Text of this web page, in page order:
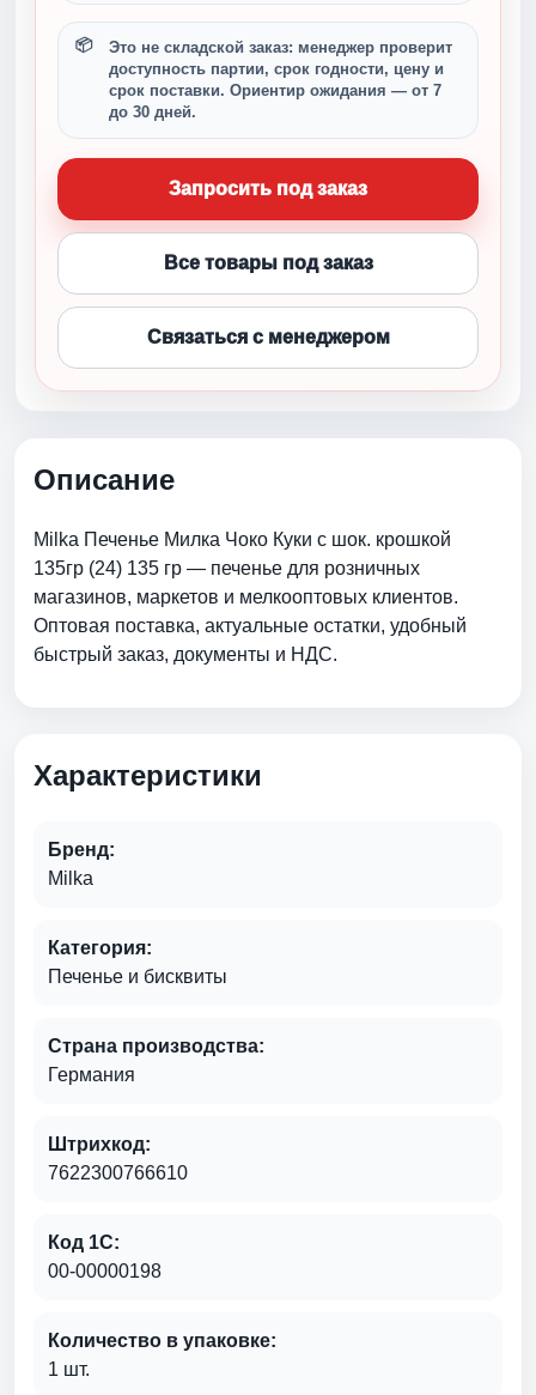
Это не складской заказ: менеджер проверит
доступность партии, срок годности, цену и
срок поставки. Ориентир ожидания — от 7
до 30 дней.
Запросить под заказ
Все товары под заказ
Связаться с менеджером
Описание
Milka Печенье Милка Чоко Куки c шок. крошкой
135гр (24) 135 гр — печенье для розничных
магазинов, маркетов и мелкооптовых клиентов.
Оптовая поставка, актуальные остатки, удобный
быстрый заказ, документы и НДС.
Характеристики
Бренд:
Milka
Категория:
Печенье и бисквиты
Страна производства:
Германия
Штрихкод:
7622300766610
Код 1С:
00-00000198
Количество в упаковке:
1 шт.